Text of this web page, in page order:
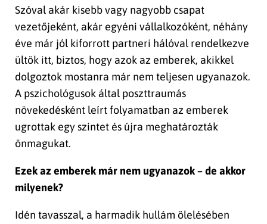
Szóval akár kisebb vagy nagyobb csapat
vezetőjeként, akár egyéni vállalkozóként, néhány
éve már jól kiforrott partneri hálóval rendelkezve
ültök itt, biztos, hogy azok az emberek, akikkel
dolgoztok mostanra már nem teljesen ugyanazok.
A pszichológusok által poszttraumás
növekedésként leírt folyamatban az emberek
ugrottak egy szintet és újra meghatározták
önmagukat.
Ezek az emberek már nem ugyanazok – de akkor
milyenek?
Idén tavasszal, a harmadik hullám ölelésében